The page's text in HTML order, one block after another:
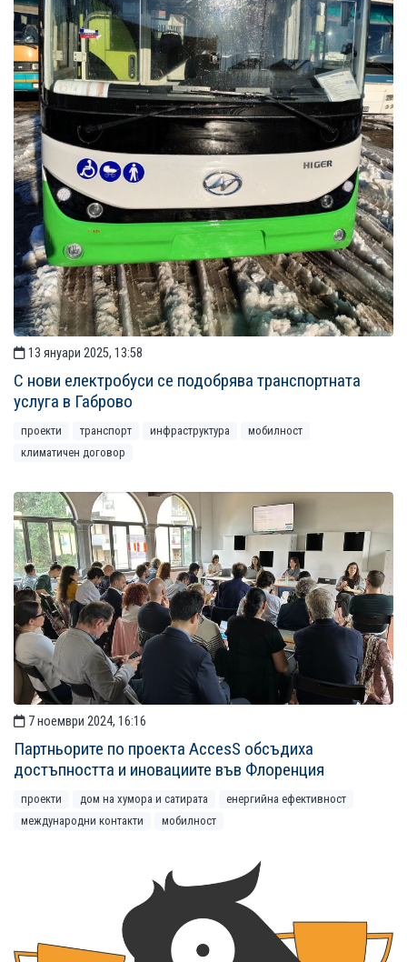
13 януари 2025, 13:58
С нови електробуси се подобрява транспортната
услуга в Габрово
проекти транспорт инфраструктура
мобилност
климатичен договор
7 ноември 2024, 16:16
Партньорите по проекта AccesS обсъдиха
достъпността и иновациите във Флоренция
проекти дом на хумора и сатирата
енергийна ефективност
международни контакти
мобилност